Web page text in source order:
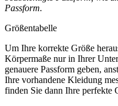
Passform.
Größentabelle
Um Ihre korrekte Größe
Körpermaße nur in Ihrer
genauere Passform geben,
Ihre vorhandene Kleidung
finden Sie dann Ihre perfekte